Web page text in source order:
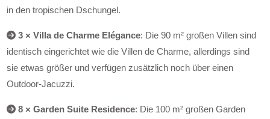
in den tropischen Dschungel.
3 × Villa de Charme Elégance: Die 90 m² großen Villen sind
identisch eingerichtet wie die Villen de Charme, allerdings sind
sie etwas größer und verfügen zusätzlich noch über einen
Outdoor-Jacuzzi.
8 × Garden Suite Residence: Die 100 m² großen Garden